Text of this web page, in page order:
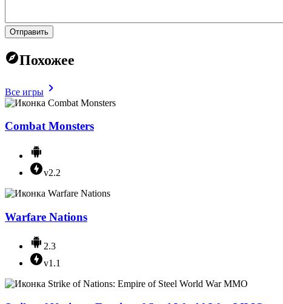
Отправить
Похожее
Все игры
Combat Monsters
v2.2
Warfare Nations
2.3
v1.1